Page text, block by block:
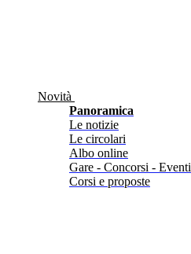
Novità
Panoramica
Le notizie
Le circolari
Albo online
Gare - Concorsi - Eventi
Corsi e proposte